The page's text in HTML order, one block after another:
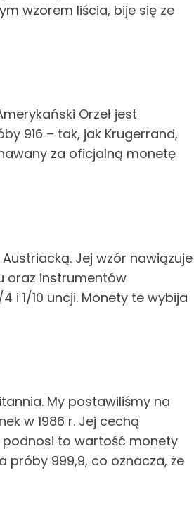
wzorem liścia, bije się ze
Orzeł jest
916 – tak, jak Krugerrand,
za oficjalną monetę
Jej wzór nawiązuje
oraz instrumentów
i 1/10 uncji. Monety te wybija
My postawiliśmy na
w 1986 r. Jej cechą
podnosi to wartość monety
próby 999,9, co oznacza, że